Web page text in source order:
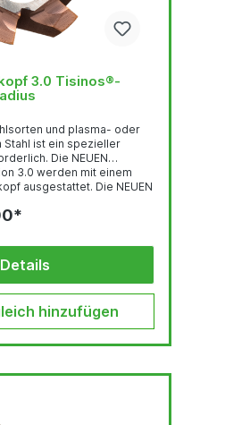
3.0 Tisinos®-
Radius
und plasma- oder
ist ein spezieller
Die NEUEN
3.0 werden mit einem
ausgestattet. Die NEUEN
High-End-
Dies macht den 3.0
Baustahlsorten. Sie
an ihrer
Details
hinzufügen